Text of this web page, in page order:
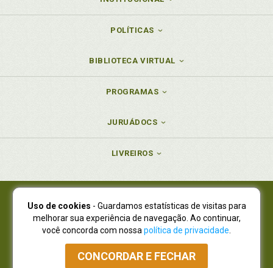
POLÍTICAS
BIBLIOTECA VIRTUAL
PROGRAMAS
JURUÁDOCS
LIVREIROS
Juruá Editora Ltda., CNPJ 77.535.508/0001-19
Juruá Informática Ltda., CNPJ 01.701.561/0001-80
NOVO ENDEREÇO:R. Flávio Dallegrave, 7665, São Lourenço |
Curitiba - Paraná - CEP 82210-310
Atendimento: (41) 4009-3900|Vendas Atacado: (41) 4009-3939
Uso de cookies - Guardamos estatísticas de visitas para
melhorar sua experiência de navegação. Ao continuar,
você concorda com nossa política de privacidade
CONCORDAR E FECHAR